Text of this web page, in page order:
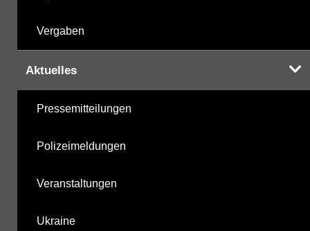
Vergaben
Aktuelles
Pressemitteilungen
Polizeimeldungen
Veranstaltungen
Ukraine